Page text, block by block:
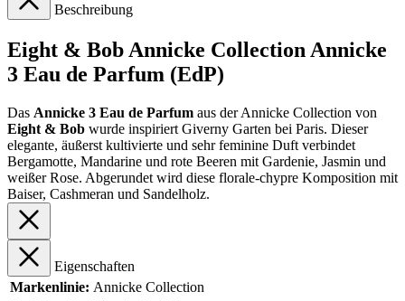
Beschreibung
Eight & Bob Annicke Collection Annicke
3 Eau de Parfum (EdP)
Das Annicke 3 Eau de Parfum aus der Annicke Collection von
Eight & Bob wurde inspiriert Giverny Garten bei Paris. Dieser
elegante, äußerst kultivierte und sehr feminine Duft verbindet
Bergamotte, Mandarine und rote Beeren mit Gardenie, Jasmin und
weißer Rose. Abgerundet wird diese florale-chypre Komposition mit
Baiser, Cashmeran und Sandelholz.
Eigenschaften
Markenlinie: Annicke Collection